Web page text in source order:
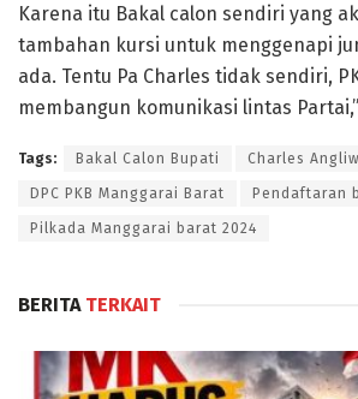
Karena itu Bakal calon sendiri yang
tambahan kursi untuk menggenapi
ada. Tentu Pa Charles tidak sendiri,
membangun komunikasi lintas
Tags: Bakal Calon Bupati Charles
DPC PKB Manggarai Barat Pendaftaran
Pilkada Manggarai barat 2024
BERITATERKAIT